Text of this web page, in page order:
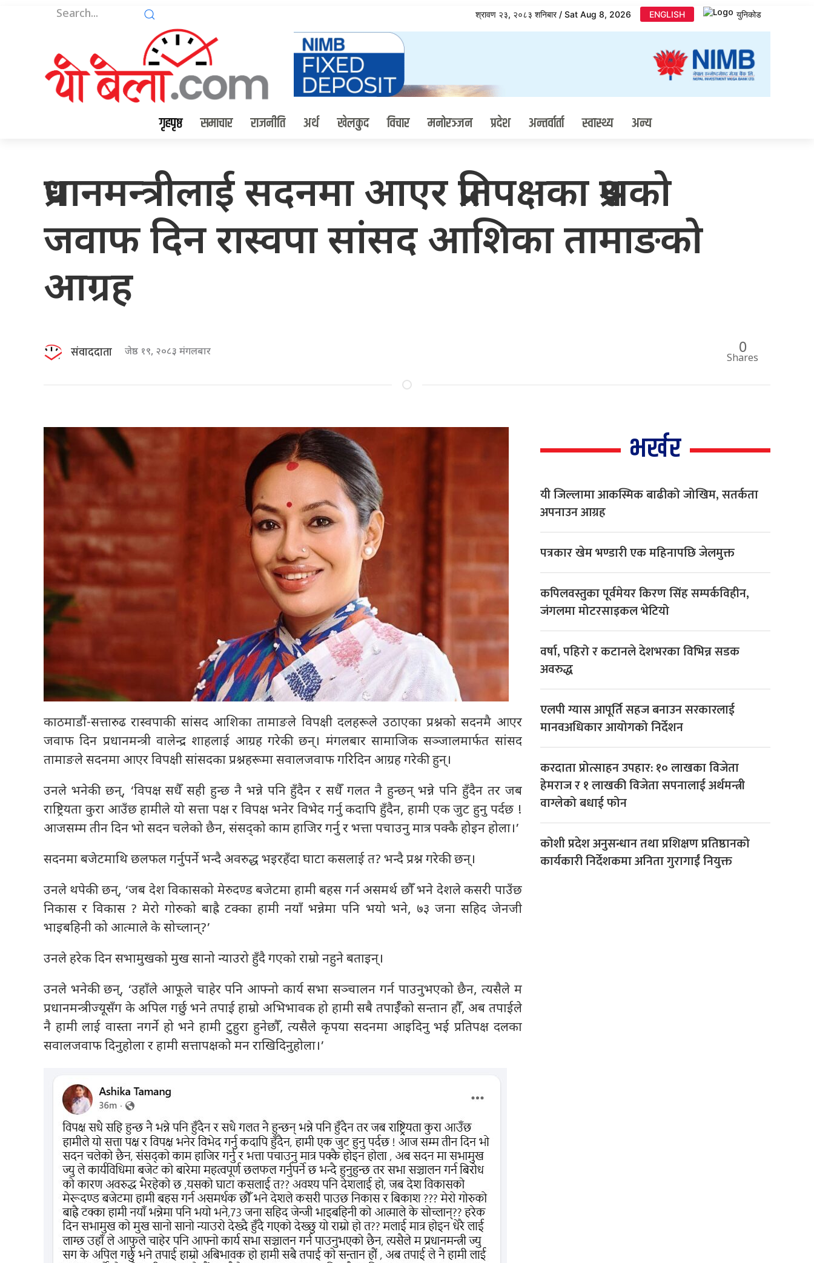
श्रावण २३, २०८३ शनिबार / Sat Aug 8, 2026 ENGLISH युनिकोड
गृहपृष्ठ समाचार राजनीति अर्थ खेलकुद विचार मनोरञ्जन प्रदेश अन्तर्वार्ता स्वास्थ्य अन्य
प्रधानमन्त्रीलाई सदनमा आएर प्रतिपक्षका प्रश्नको
जवाफ दिन रास्वपा सांसद आशिका तामाङको
आग्रह
संवाददाता जेष्ठ १९, २०८३ मंगलबार 0
Shares
काठमाडौं-सत्तारुढ रास्वपाकी सांसद आशिका तामाङले विपक्षी दलहरूले उठाएका प्रश्नको सदनमै आएर
जवाफ दिन प्रधानमन्त्री वालेन्द्र शाहलाई आग्रह गरेकी छन्। मंगलबार सामाजिक सञ्जालमार्फत सांसद
तामाङले सदनमा आएर विपक्षी सांसदका प्रश्नहरूमा सवालजवाफ गरिदिन आग्रह गरेकी हुन्।
उनले भनेकी छन्, ‘विपक्ष सधैँ सही हुन्छ नै भन्ने पनि हुँदैन र सधैँ गलत नै हुन्छन् भन्ने पनि हुँदैन तर जब
राष्ट्रियता कुरा आउँछ हामीले यो सत्ता पक्ष र विपक्ष भनेर विभेद गर्नु कदापि हुँदैन, हामी एक जुट हुनु पर्दछ !
आजसम्म तीन दिन भो सदन चलेको छैन, संसद्को काम हाजिर गर्नु र भत्ता पचाउनु मात्र पक्कै होइन होला।’
सदनमा बजेटमाथि छलफल गर्नुपर्ने भन्दै अवरुद्ध भइरहँदा घाटा कसलाई त? भन्दै प्रश्न गरेकी छन्।
उनले थपेकी छन्, ‘जब देश विकासको मेरुदण्ड बजेटमा हामी बहस गर्न असमर्थ छौँ भने देशले कसरी पाउँछ
निकास र विकास ? मेरो गोरुको बाह्रै टक्का हामी नयाँ भन्नेमा पनि भयो भने, ७३ जना सहिद जेनजी
भाइबहिनी को आत्माले के सोच्लान्?’
उनले हरेक दिन सभामुखको मुख सानो न्याउरो हुँदै गएको राम्रो नहुने बताइन्।
उनले भनेकी छन्, ‘उहाँले आफूले चाहेर पनि आफ्नो कार्य सभा सञ्चालन गर्न पाउनुभएको छैन, त्यसैले म
प्रधानमन्त्रीज्यूसँग के अपिल गर्छु भने तपाई हाम्रो अभिभावक हो हामी सबै तपाईँको सन्तान हौँ, अब तपाईले
नै हामी लाई वास्ता नगर्ने हो भने हामी टुहुरा हुनेछौँ, त्यसैले कृपया सदनमा आइदिनु भई प्रतिपक्ष दलका
सवालजवाफ दिनुहोला र हामी सत्तापक्षको मन राखिदिनुहोला।’
भर्खर
यी जिल्लामा आकस्मिक बाढीको जोखिम, सतर्कता
अपनाउन आग्रह
पत्रकार खेम भण्डारी एक महिनापछि जेलमुक्त
कपिलवस्तुका पूर्वमेयर किरण सिंह सम्पर्कविहीन,
जंगलमा मोटरसाइकल भेटियो
वर्षा, पहिरो र कटानले देशभरका विभिन्न सडक
अवरुद्ध
एलपी ग्यास आपूर्ति सहज बनाउन सरकारलाई
मानवअधिकार आयोगको निर्देशन
करदाता प्रोत्साहन उपहार: १० लाखका विजेता
हेमराज र १ लाखकी विजेता सपनालाई अर्थमन्त्री
वाग्लेको बधाई फोन
कोशी प्रदेश अनुसन्धान तथा प्रशिक्षण प्रतिष्ठानको
कार्यकारी निर्देशकमा अनिता गुरागाईं नियुक्त